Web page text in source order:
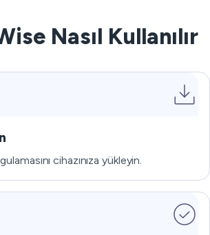
Nasıl Kullanılır
cihazınıza yükleyin.